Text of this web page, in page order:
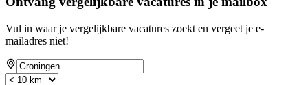
Vul in waar je vergelijkbare vacatures zoekt en vergeet je e-
mailadres niet!